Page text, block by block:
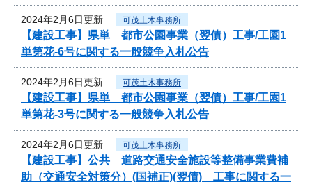
2024年2月6日更新 可茂土木事務所
【建設工事】県単 都市公園事業（翌債）工事/工園1
単第花-6号に関する一般競争入札公告
2024年2月6日更新 可茂土木事務所
【建設工事】県単 都市公園事業（翌債）工事/工園1
単第花-3号に関する一般競争入札公告
2024年2月6日更新 可茂土木事務所
【建設工事】公共 道路交通安全施設等整備事業費補
助（交通安全対策分）(国補正)(翌債) 工事に関する一